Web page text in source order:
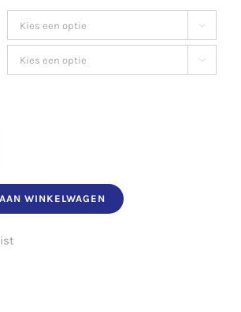


WINKELWAGEN